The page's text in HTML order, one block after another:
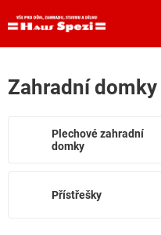
na
Zahradní
Plechové zahradní
domky
Přístřešky